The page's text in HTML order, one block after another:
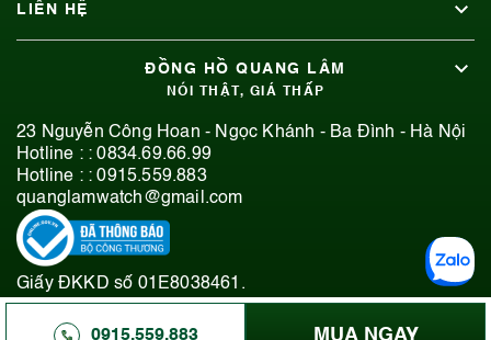
0915.559.883 MUA NGAY
LIÊN HỆ
ĐỒNG HỒ QUANG LÂM
NÓI THẬT, GIÁ THẤP
23 Nguyễn Công Hoan - Ngọc Khánh - Ba Đình - Hà Nội
Hotline : :0834.69.66.99
Hotline : :0915.559.883
quanglamwatch@gmail.com
Giấy ĐKKD số 01E8038461.
© 2019-2026 Bản quyền thuộc Đồng Hồ Quang Lâm.